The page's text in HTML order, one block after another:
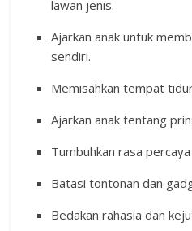
lawan jenis.
Ajarkan anak untuk
sendiri.
Memisahkan tempat
Ajarkan anak tentang
Tumbuhkan rasa
Batasi tontonan dan
Bedakan rahasia dan